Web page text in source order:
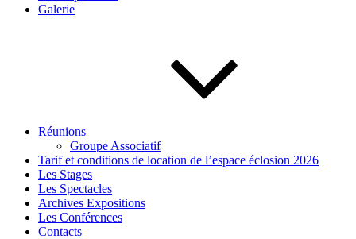
Galerie
Réunions
Groupe Associatif
Tarif et conditions de location de l’espace éclosion 2026
Les Stages
Les Spectacles
Archives Expositions
Les Conférences
Contacts